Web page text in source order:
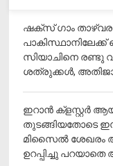
ഷക്സ് ​ഗാം
സിയാചിനെ രണ്ടു
ശത്രുക്കൾ,
ഇറാന്‍ ക്‌ളസ്റ്റര്‍
തുടങ്ങിയതോടെ
മിസൈല്‍ ശേഖരം
ഉറപ്പിച്ചു പറയാതെ